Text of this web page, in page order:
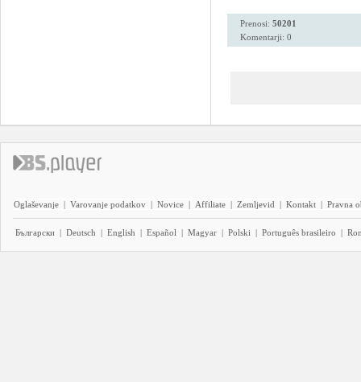
Prenosi: 50201
Komentarji: 0
Oglaševanje | Varovanje podatkov | Novice | Affiliate | Zemljevid | Kontakt | Pravna
Български | Deutsch | English | Español | Magyar | Polski | Português brasileiro |